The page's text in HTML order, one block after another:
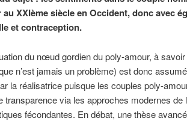
au XXIème siècle en Occident, donc avec
et contraception.
du nœud gordien du poly-amour, à
n’est jamais un problème) est donc
la réalisatrice puisque les couples poly-
transparence via les approches modernes
fécondantes. En débat, une thèse